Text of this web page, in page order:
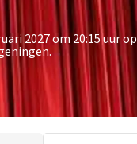
2027 om 20:15 uur op